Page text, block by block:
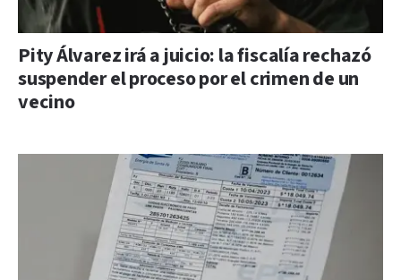
Pity Álvarez irá a juicio: la fiscalía rechazó
suspender el proceso por el crimen de un
vecino